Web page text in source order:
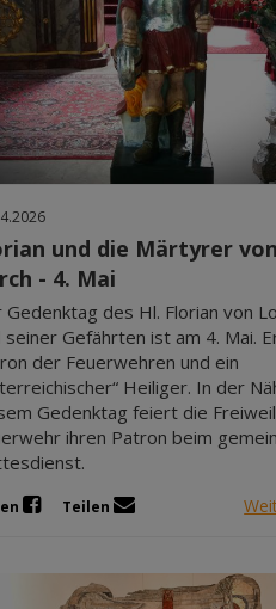
und die Märtyrer
- 4. Mai
Gedenktag des Hl. Florian von
seiner Gefährten ist am 4. Mai.
der Feuerwehren und ein
Heiliger. In der
Gedenktag feiert die
ihren Patron beim
Teilen